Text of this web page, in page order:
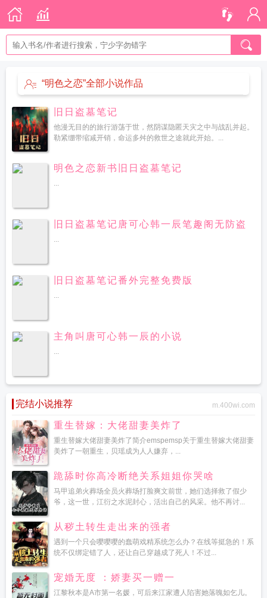
“明色之恋”全部小说作品
旧日盗墓笔记
他漫无目的的旅行游荡于世，然阴谋隐匿天灾之中与战乱并起。
勒紧绷带缩减开销，命运多舛的救世之途就此开始。...
明色之恋新书旧日盗墓笔记
...
旧日盗墓笔记唐可心韩一辰笔趣阁无防盗
...
旧日盗墓笔记番外完整免费版
...
主角叫唐可心韩一辰的小说
...
完结小说推荐 m.400wi.com
重生替嫁：大佬甜妻美炸了
重生替嫁大佬甜妻美炸了简介emspemsp关于重生替嫁大佬甜妻
美炸了一朝重生，贝瑶成为人人嫌弃，...
跪舔时你高冷断绝关系姐姐你哭啥
马甲追弟火葬场全员火葬场打脸爽文前世，她们选择救了假少
爷，这一世，江衍之水泥封心，活出自己的风采。他不再讨...
从秽土转生走出来的强者
遇到一个只会嘤嘤嘤的蠢萌戏精系统怎么办？在线等挺急的！系
统不仅绑定错了人，还让自己穿越成了死人！不过...
宠婚无度 ：娇妻买一赠一
江黎秋本是A市第一名媛，可后来江家遭人陷害她落魄如乞儿。